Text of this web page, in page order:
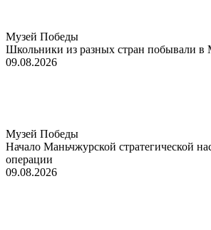
Музей Победы
Школьники из разных стран побывали в
09.08.2026
Музей Победы
Начало Маньчжурской стратегической
операции
09.08.2026